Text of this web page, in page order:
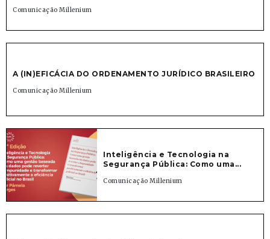
Comunicação Millenium
A (IN)EFICÁCIA DO ORDENAMENTO JURÍDICO BRASILEIRO
Comunicação Millenium
Inteligência e Tecnologia na
Segurança Pública: Como uma...
Comunicação Millenium